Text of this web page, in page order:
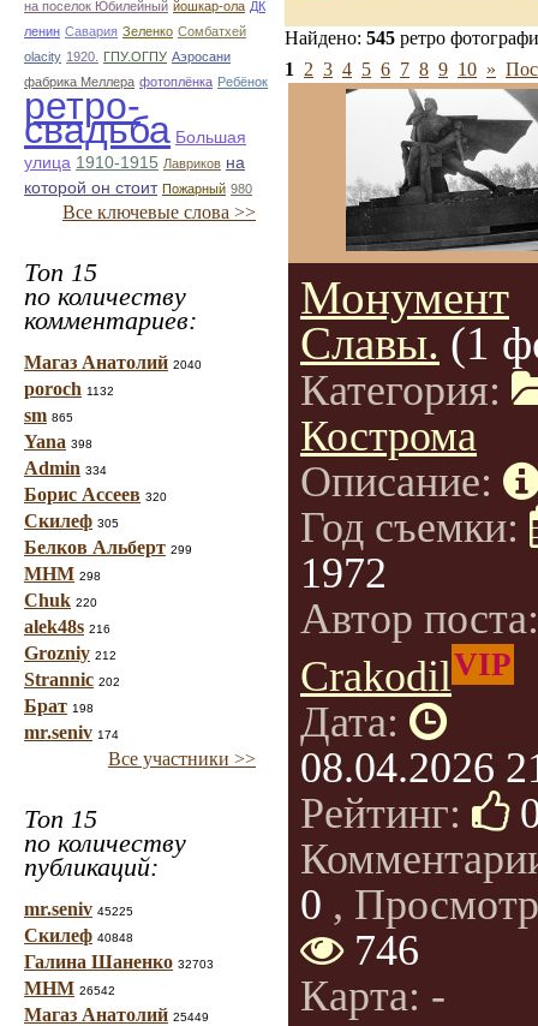
на поселок Юбилейный йошкар-ола ДК
ленин Савария Зеленко Сомбатхей
olacity 1920. ГПУ.ОГПУ Аэросани
фабрика Меллера фотоплёнка Ребёнок
ретро-
свадьба Большая
улица 1910-1915 Лавриков на
которой он стоит Пожарный 980
Все ключевые слова >>
Топ 15
по количеству
комментариев:
Магаз Анатолий 2040
poroch 1132
sm 865
Yana 398
Admin 334
Борис Ассеев 320
Скилеф 305
Белков Альберт 299
МНМ 298
Chuk 220
alek48s 216
Grozniy 212
Strannic 202
Брат 198
mr.seniv 174
Все участники >>
Топ 15
по количеству
публикаций:
mr.seniv 45225
Скилеф 40848
Галина Шаненко 32703
МНМ 26542
Магаз Анатолий 25449
Найдено: 545 ретро
1
2 3 4 5 6 7 8 9 10 »
Монумент
Славы. (1
Категория:
Кострома
Описание:
Год съемки:
1972
Автор
CrakodilVIP
Дата:
08.04.2026
Рейтинг:
0 ,
746
Карта: -